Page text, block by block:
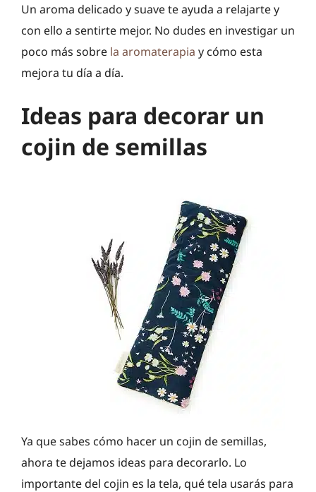
Un aroma delicado y suave te ayuda a relajarte y
con ello a sentirte mejor. No dudes en investigar un
poco más sobre la aromaterapia y cómo esta
mejora tu día a día.
Ideas para decorar un
cojin de semillas
Ya que sabes cómo hacer un cojin de semillas,
ahora te dejamos ideas para decorarlo. Lo
importante del cojin es la tela, qué tela usarás para